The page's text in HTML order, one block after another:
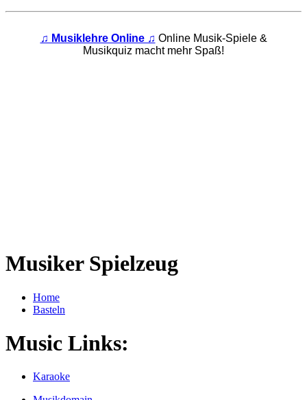
♫ Musiklehre Online ♫ Online Musik-Spiele &
Musikquiz macht mehr Spaß!
Musiker Spielzeug
Home
Basteln
Music Links:
Karaoke